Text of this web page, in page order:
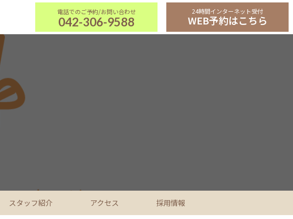
042-306-9588
24時間インターネット受付
WEB予約はこちら
スタッフ紹介 アクセス
採用情報